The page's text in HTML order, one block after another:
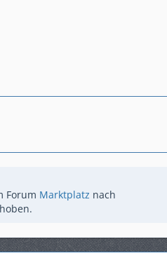
Forum Marktplatz nach